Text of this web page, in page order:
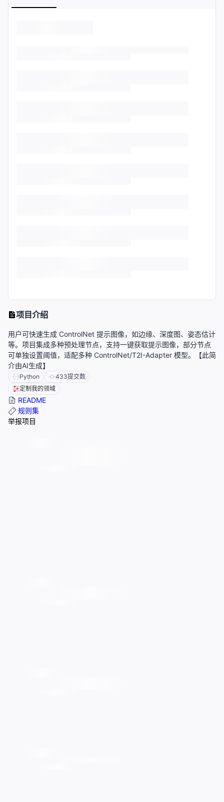
项目介绍
用户可快速生成 ControlNet 提示图像，如边缘、深度图、姿态估计
等。项目集成多种预处理节点，支持一键获取提示图像，部分节点
可单独设置阈值，适配多种 ControlNet/T2I-Adapter 模型。【此简
介由AI生成】
Python 433提交数
定制我的领域
README
规则集
举报项目